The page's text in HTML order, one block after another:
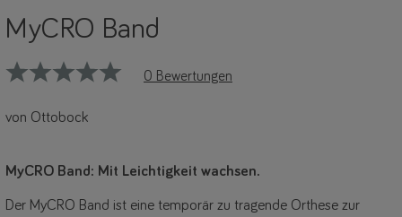
MyCRO Band
0 Bewertungen
von Ottobock
MyCRO Band: Mit Leichtigkeit wachsen.
Der MyCRO Band ist eine temporär zu tragende Orthese zur